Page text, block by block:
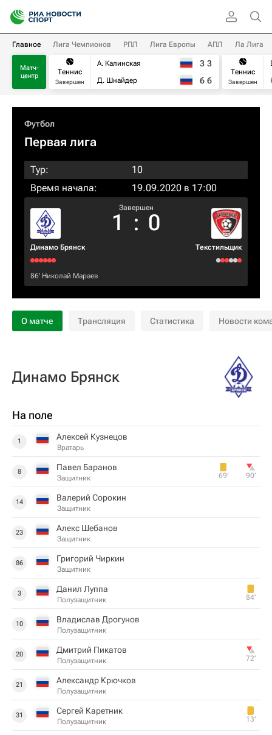
Главное Лига Чемпионов РПЛ Лига Европы АПЛ Ла Лига
Матч-
центр
Теннис
Завершен
А. Калинская
Д. Шнайдер
3 3
6 6
Теннис
Завершен
Футбол
Первая лига
Тур:
10
Время начала:
19.09.2020 в 17:00
Динамо Брянск
Завершен
1 : 0
Текстильщик
86‎’‎ Николай Мараев
О матче Трансляция Статистика Новости
Динамо Брянск
На поле
1 Алексей Кузнецов
Вратарь
8 Павел Баранов
Защитник 69‎’‎ 90‎’‎
14 Валерий Сорокин
Защитник
23 Алекс Шебанов
Защитник
86 Григорий Чиркин
Защитник
3 Данил Луппа
Полузащитник 84‎’‎
10 Владислав Дрогунов
Полузащитник
20 Дмитрий Пикатов
Полузащитник 72‎’‎
21 Александр Крючков
Полузащитник
31 Сергей Каретник
Полузащитник 13‎’‎